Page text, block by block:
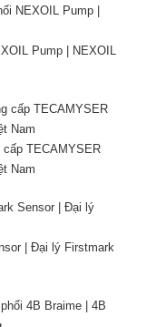
Pump | NEXOIL
TECAMYSER
Nam
| Đại lý Firstmark